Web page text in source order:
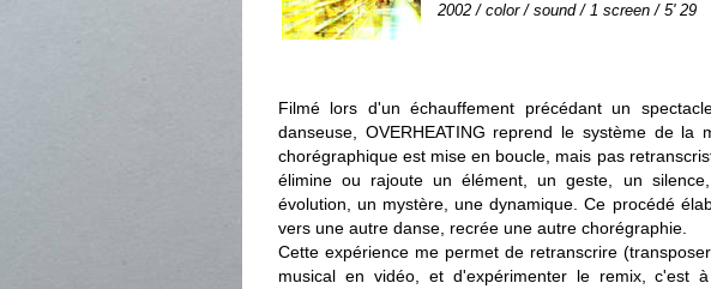
2002 / color / sound / 1 screen / 5' 29
Filmé lors d'un échauffement précédant un
danseuse, OVERHEATING reprend le système de la
chorégraphique est mise en boucle, mais pas
élimine ou rajoute un élément, un geste, un
évolution, un mystère, une dynamique. Ce procédé
vers une autre danse, recrée une autre chorégraphie.
Cette expérience me permet de retranscrire
musical en vidéo, et d'expérimenter le remix, c'est